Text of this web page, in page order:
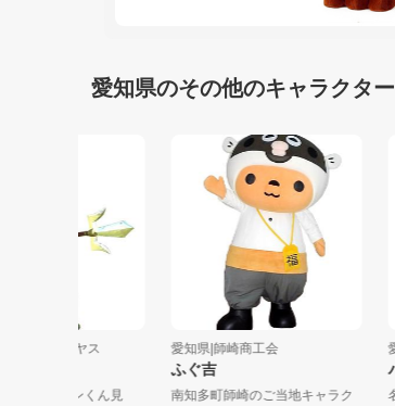
愛知県のその他のキャラクター
県|株式会社スギヤス
っ！！ビシャモンくん見
愛知県|師崎商工会
ふぐ吉
南知多町師崎のご当地キャラク